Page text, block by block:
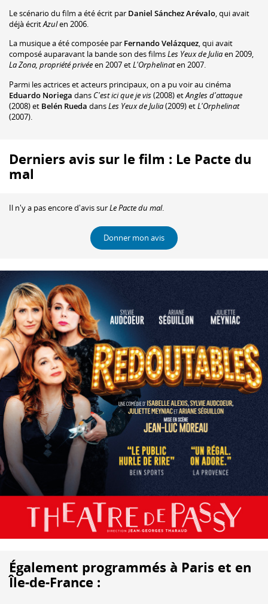
Le scénario du film a été écrit par Daniel Sánchez Arévalo, qui avait
déjà écritAzulen 2006.
La musique a été composée par Fernando Velázquez, qui avait
composé auparavant la bande son des filmsLes Yeux de Juliaen 2009,
La Zona, propriété privéeen 2007 etL'Orphelinaten 2007.
Parmi les actrices et acteurs principaux, on a pu voir au cinéma
Eduardo Noriega dans C'est ici que je vis(2008) etAngles d'attaque
(2008) et Belén Rueda dansLes Yeux de Julia(2009) etL'Orphelinat
(2007).
Derniers avis sur le film : Le Pacte du
mal
Il n'y a pas encore d'avis surLe Pacte du mal.
Donner mon avis
Également programmés à Paris et en
Île-de-France :